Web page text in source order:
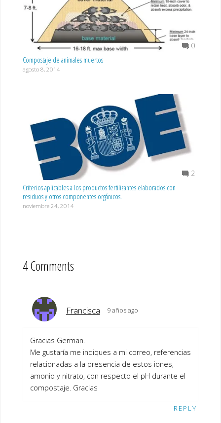
0
Compostaje de animales muertos
agosto 8, 2014
2
Criterios aplicables a los productos fertilizantes elaborados con
residuos y otros componentes orgánicos.
noviembre 24, 2014
4 Comments
Francisca 9 años ago
Gracias German.
Me gustaría me indiques a mi correo, referencias
relacionadas a la presencia de estos iones,
amonio y nitrato, con respecto el pH durante el
compostaje. Gracias
REPLY